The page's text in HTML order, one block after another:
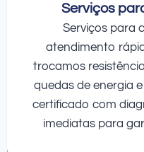
Serviços
Serviços para
atendimento
trocamos
quedas de energia
certificado com
imediatas para